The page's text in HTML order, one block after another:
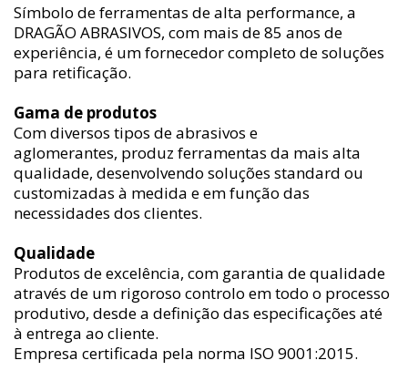
Símbolo de ferramentas de alta performance, a
DRAGÃO ABRASIVOS, com mais de 85 anos de
experiência, é um fornecedor completo de soluções
para retificação.
Gama de produtos
Com diversos tipos de abrasivos e
aglomerantes, produz ferramentas da mais alta
qualidade, desenvolvendo soluções standard ou
customizadas à medida e em função das
necessidades dos clientes.
Qualidade
Produtos de excelência, com garantia de qualidade
através de um rigoroso controlo em todo o processo
produtivo, desde a definição das especificações até
à entrega ao cliente.
Empresa certificada pela norma ISO 9001:2015.